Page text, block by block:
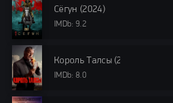
Сёгун (2024)
IMDb: 9.2
Король Талсы (2024)
IMDb: 8.0